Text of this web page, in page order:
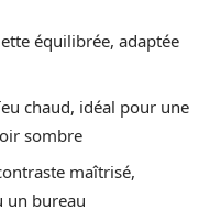
équilibrée, adaptée
chaud, idéal pour une
sombre
maîtrisé,
un bureau